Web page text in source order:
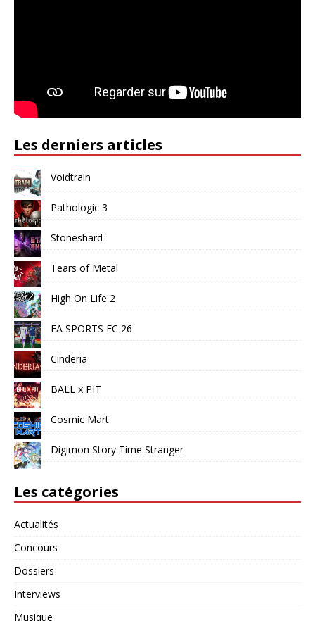
Les derniers articles
Voidtrain
Pathologic 3
Stoneshard
Tears of Metal
High On Life 2
EA SPORTS FC 26
Cinderia
BALL x PIT
Cosmic Mart
Digimon Story Time Stranger
Les catégories
Actualités
Concours
Dossiers
Interviews
Musique